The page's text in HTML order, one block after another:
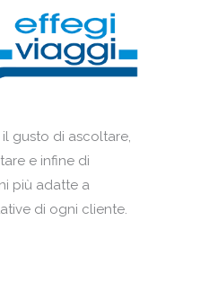
gusto di ascoltare,
e infine di
più adatte a
di ogni cliente.